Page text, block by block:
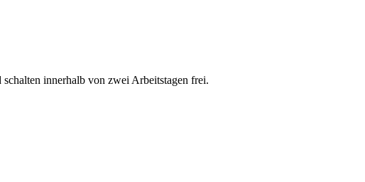
innerhalb von zwei Arbeitstagen frei.